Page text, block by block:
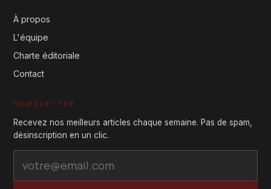
À propos
L'équipe
Charte éditoriale
Contact
NEWSLETTER
Recevez nos meilleurs articles chaque semaine. Pas de spam,
désinscription en un clic.